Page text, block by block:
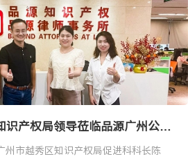
广州市越秀区知识产权局领导莅临品源广州公司调研指导
州市越秀区知识产权局促进科科长陈